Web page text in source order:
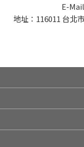
E-
地址：116011 台北